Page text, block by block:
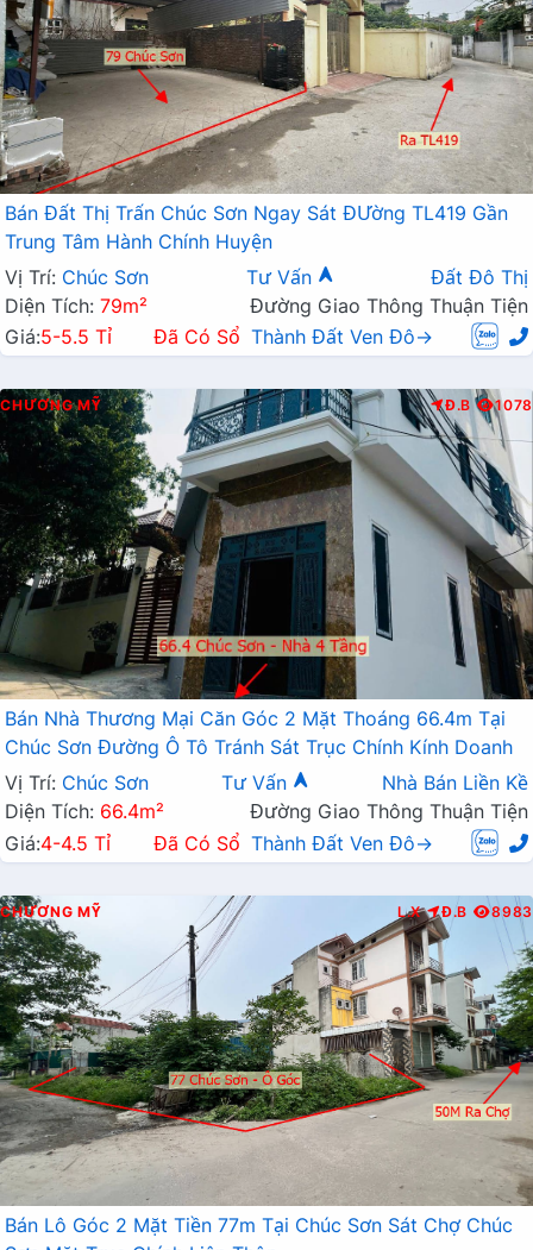
Bán Đất Thị Trấn Chúc Sơn Ngay Sát ĐƯờng TL419 Gần
Trung Tâm Hành Chính Huyện
Vị Trí: Chúc Sơn Tư Vấn
Đất Đô Thị
Diện Tích: 79m²
Đường Giao Thông Thuận Tiện
Giá:5-5.5 Tỉ Đã Có Sổ Thành Đất Ven Đô→
CHƯƠNG MỸ Đ.B 1078
Bán Nhà Thương Mại Căn Góc 2 Mặt Thoáng 66.4m Tại
Chúc Sơn Đường Ô Tô Tránh Sát Trục Chính Kính Doanh
Vị Trí: Chúc Sơn Tư Vấn
Nhà Bán Liền Kề
Diện Tích: 66.4m²
Đường Giao Thông Thuận Tiện
Giá:4-4.5 Tỉ Đã Có Sổ Thành Đất Ven Đô→
CHƯƠNG MỸ L.X Đ.B 8983
Bán Lô Góc 2 Mặt Tiền 77m Tại Chúc Sơn Sát Chợ Chúc